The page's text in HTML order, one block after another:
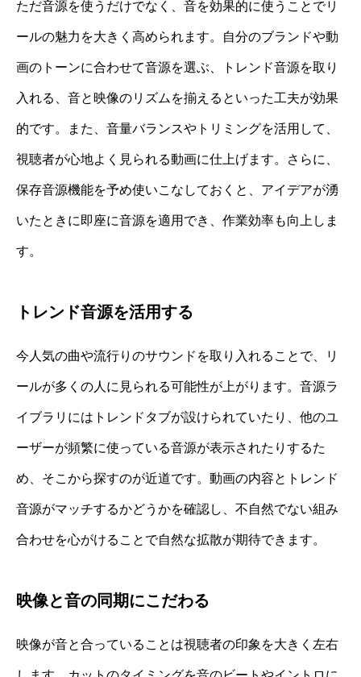
ただ音源を使うだけでなく、音を効果的に使うことでリ
ールの魅力を大きく高められます。自分のブランドや動
画のトーンに合わせて音源を選ぶ、トレンド音源を取り
入れる、音と映像のリズムを揃えるといった工夫が効果
的です。また、音量バランスやトリミングを活用して、
視聴者が心地よく見られる動画に仕上げます。さらに、
保存音源機能を予め使いこなしておくと、アイデアが湧
いたときに即座に音源を適用でき、作業効率も向上しま
す。
トレンド音源を活用する
今人気の曲や流行りのサウンドを取り入れることで、リ
ールが多くの人に見られる可能性が上がります。音源ラ
イブラリにはトレンドタブが設けられていたり、他のユ
ーザーが頻繁に使っている音源が表示されたりするた
め、そこから探すのが近道です。動画の内容とトレンド
音源がマッチするかどうかを確認し、不自然でない組み
合わせを心がけることで自然な拡散が期待できます。
映像と音の同期にこだわる
映像が音と合っていることは視聴者の印象を大きく左右